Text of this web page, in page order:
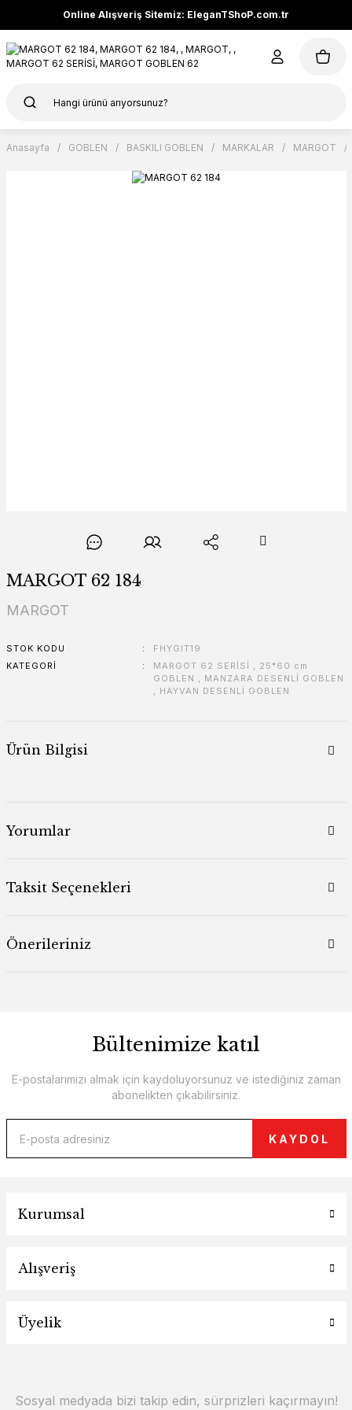
Online Alışveriş Sitemiz: EleganTShoP.com.tr
Anasayfa GOBLEN BASKILI GOBLEN MARKALAR MARGOT
MARGOT 62 184
MARGOT
STOK KODU
FHYGIT19
KATEGORI
MARGOT 62 SERİSİ , 25*60 cm
GOBLEN , MANZARA DESENLİ GOBLEN
, HAYVAN DESENLİ GOBLEN
Ürün Bilgisi
Yorumlar
Taksit Seçenekleri
Önerileriniz
Bültenimize katıl
E-postalarımızı almak için kaydoluyorsunuz ve istediğiniz zaman
abonelikten çıkabilirsiniz.
KAYDOL
Kurumsal
Alışveriş
Üyelik
Sosyal medyada bizi takip edin, sürprizleri kaçırmayın!